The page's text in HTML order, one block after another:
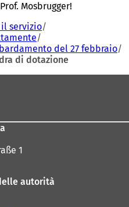
Mosbrugger!
servizio
del 27 febbraio
di dotazione
1
autorità